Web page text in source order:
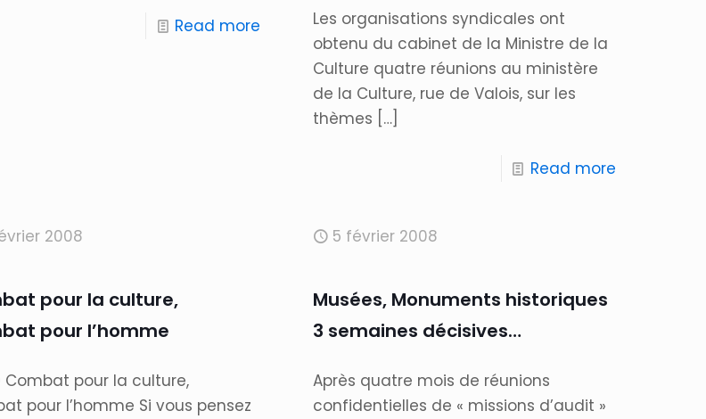
Read more
Les organisations syndicales ont
obtenu du cabinet de la Ministre de la
Culture quatre réunions au ministère
de la Culture, rue de Valois, sur les
thèmes […]
Read more
2008
pour la culture,
pour l’homme
Combat pour la culture,
pour l’homme Si vous pensez
5 février 2008
Musées, Monuments historiques
3 semaines décisives…
Après quatre mois de réunions
confidentielles de « missions d’audit »